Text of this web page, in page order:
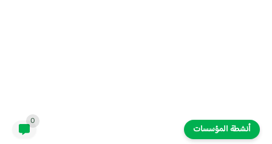
أنشطة المؤسسات
0